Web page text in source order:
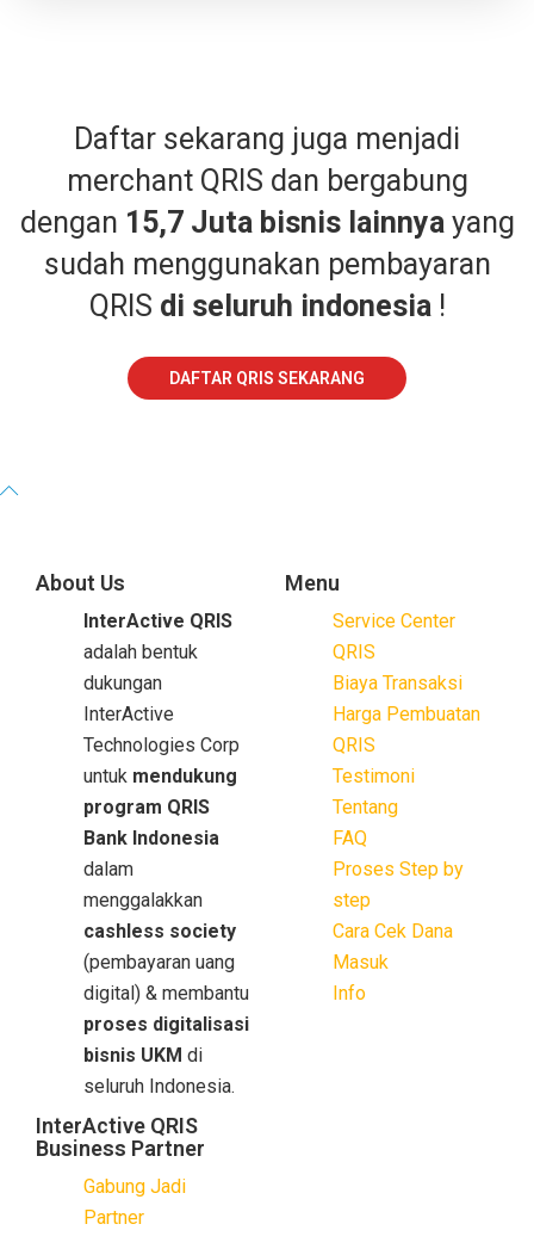
Daftar sekarang juga menjadi
merchant QRIS dan bergabung
dengan 15,7 Juta bisnis lainnyayang
sudah menggunakan pembayaran
QRIS di seluruh indonesia!
DAFTAR QRIS SEKARANG
About Us
InterActive QRIS
adalah bentuk
dukungan
InterActive
Technologies Corp
untuk mendukung
program QRIS
Bank Indonesia
dalam
menggalakkan
cashless society
(pembayaran uang
digital) & membantu
proses digitalisasi
bisnis UKM di
seluruh Indonesia.
InterActive QRIS
Business Partner
Gabung Jadi
Partner
Menu
Service Center
QRIS
Biaya Transaksi
Harga Pembuatan
QRIS
Testimoni
Tentang
FAQ
Proses Step by
step
Cara Cek Dana
Masuk
Info